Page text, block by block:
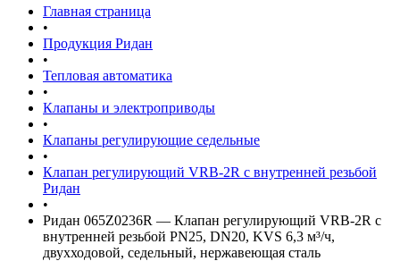
Главная страница
•
Продукция Ридан
•
Тепловая автоматика
•
Клапаны и электроприводы
•
Клапаны регулирующие седельные
•
Клапан регулирующий VRB-2R с внутренней резьбой
Ридан
•
Ридан 065Z0236R — Клапан регулирующий VRB-2R с
внутренней резьбой PN25, DN20, KVS 6,3 м³/ч,
двухходовой, седельный, нержавеющая сталь